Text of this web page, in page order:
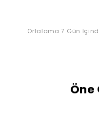
Ortalama 7 Gün
Öne